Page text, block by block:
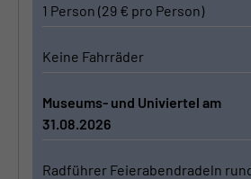
1 Person (29 € pro Person)
Keine Fahrräder
Museums- und Univiertel am
31.08.2026
Radführer Feierabendradeln